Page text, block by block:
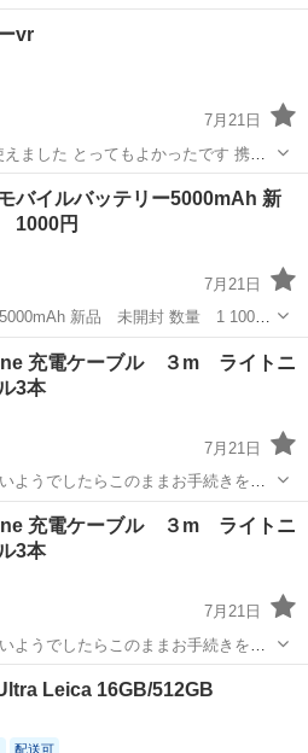
vr
7月21日
ました とってもよかったです 携帯
かったら買ってください
ギャラクシー
バイルバッテリー5000mAh 新
円
7月21日
新品 未開封 数量 1 1000
その他 モバイルバッテリー
充電ケーブル ３m ライトニ
3本
7月21日
ようでしたらこのままお手続きをお
対応！ 散熱
iPhone11
充電ケーブル ３m ライトニ
3本
7月21日
うでしたらこのままお手続きをお
対応！ 散熱Leica 16GB/512GB
配送可